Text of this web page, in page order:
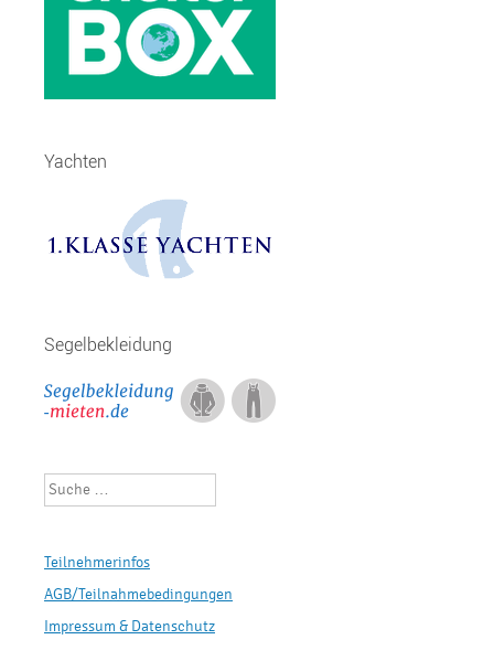
Yachten
Segelbekleidung
Suchen
Teilnehmerinfos
AGB/Teilnahmebedingungen
Impressum & Datenschutz